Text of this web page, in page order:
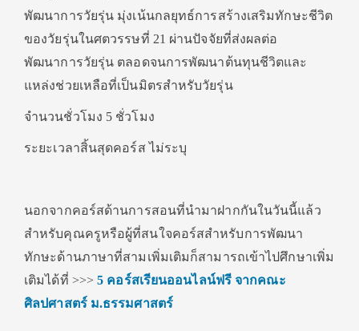
พัฒนาการวัยรุ่น มุ่งเน้นกลยุทธ์การสร้างเสริมทักษะชีวิต
ของวัยรุ่นในศตวรรษที่ 21 ผ่านปัจจัยที่ส่งผลต่อ
พัฒนาการวัยรุ่น ตลอดจนการพัฒนาต้นทุนชีวิตและ
แหล่งช่วยเหลือที่เป็นมิตรสำหรับวัยรุ่น
จำนวนชั่วโมง 5 ชั่วโมง
ระยะเวลาสิ้นสุดคอร์ส ไม่ระบุ
นอกจากคอร์สด้านการสอนที่นำมาฝากกันในวันนี้แล้ว
สำหรับคุณครูหรือผู้ที่สนใจคอร์สสำหรับการพัฒนา
ทักษะด้านภาษาที่สามเพิ่มเติมก็สามารถเข้าไปศึกษาเพิ่ม
เติมได้ที่ >>>5 คอร์สเรียนออนไลน์ฟรี จากคณะ
ศิลปศาสตร์ ม.ธรรมศาสตร์